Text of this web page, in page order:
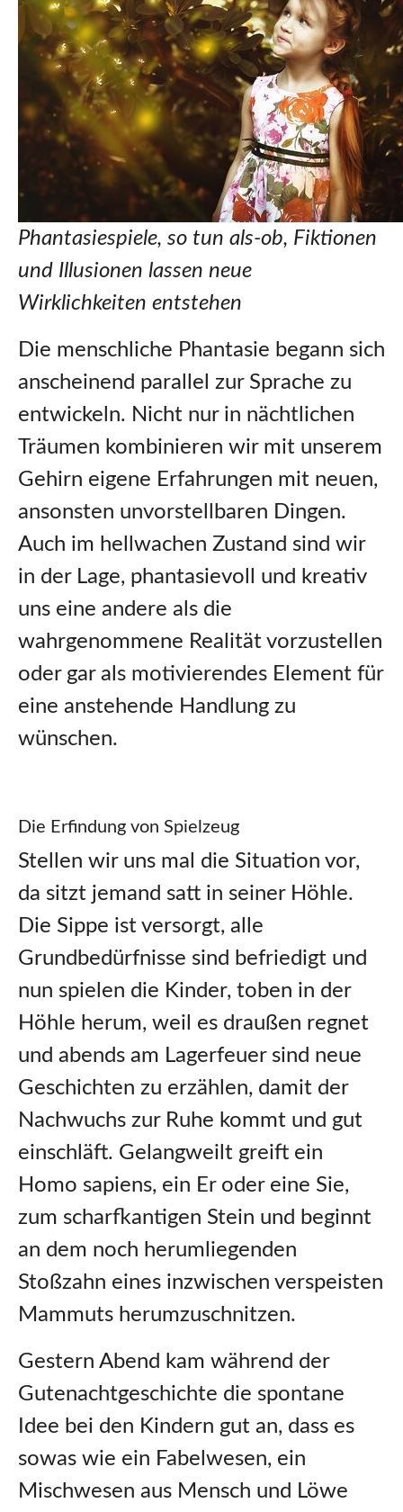
Phantasiespiele, so tun als-ob, Fiktionen
und Illusionen lassen neue
Wirklichkeiten entstehen
Die menschliche Phantasie begann sich
anscheinend parallel zur Sprache zu
entwickeln. Nicht nur in nächtlichen
Träumen kombinieren wir mit unserem
Gehirn eigene Erfahrungen mit neuen,
ansonsten unvorstellbaren Dingen.
Auch im hellwachen Zustand sind wir
in der Lage, phantasievoll und kreativ
uns eine andere als die
wahrgenommene Realität vorzustellen
oder gar als motivierendes Element für
eine anstehende Handlung zu
wünschen.
Die Erfindung von Spielzeug
Stellen wir uns mal die Situation vor,
da sitzt jemand satt in seiner Höhle.
Die Sippe ist versorgt, alle
Grundbedürfnisse sind befriedigt und
nun spielen die Kinder, toben in der
Höhle herum, weil es draußen regnet
und abends am Lagerfeuer sind neue
Geschichten zu erzählen, damit der
Nachwuchs zur Ruhe kommt und gut
einschläft. Gelangweilt greift ein
Homo sapiens, ein Er oder eine Sie,
zum scharfkantigen Stein und beginnt
an dem noch herumliegenden
Stoßzahn eines inzwischen verspeisten
Mammuts herumzuschnitzen.
Gestern Abend kam während der
Gutenachtgeschichte die spontane
Idee bei den Kindern gut an, dass es
sowas wie ein Fabelwesen, ein
Mischwesen aus Mensch und Löwe